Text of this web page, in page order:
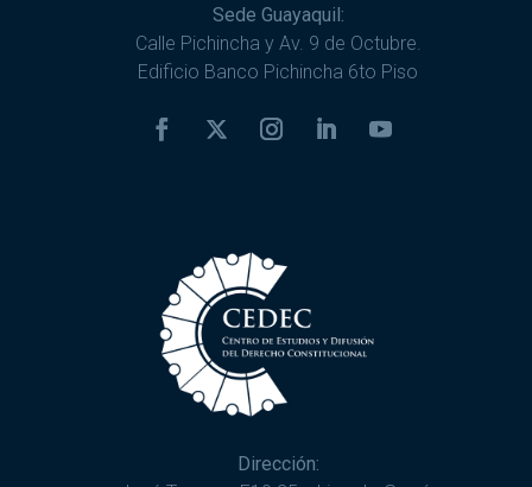
Sede Guayaquil:
Calle Pichincha y Av. 9 de Octubre.
Edificio Banco Pichincha 6to Piso
Dirección: